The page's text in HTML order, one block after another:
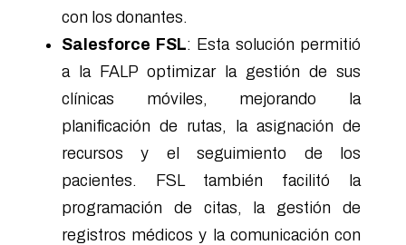
con los donantes.
Salesforce FSL: Esta solución permitió
a la FALP optimizar la gestión de sus
clínicas móviles, mejorando la
planificación de rutas, la asignación de
recursos y el seguimiento de los
pacientes. FSL también facilitó la
programación de citas, la gestión de
registros médicos y la comunicación con